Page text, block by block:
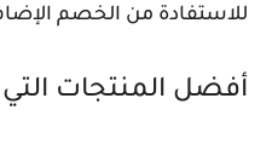
للاستفادة من الخصم
أفضل المنتجات